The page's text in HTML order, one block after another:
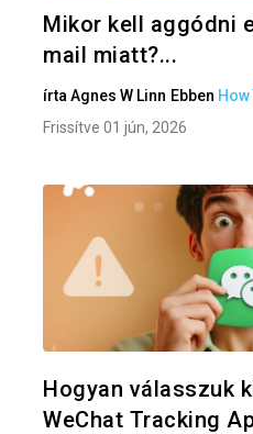
Mikor kell aggódni
mail miatt?...
írta Agnes W Linn Ebben How
Frissítve 01 jún, 2026
Hogyan válasszuk
WeChat Tracking